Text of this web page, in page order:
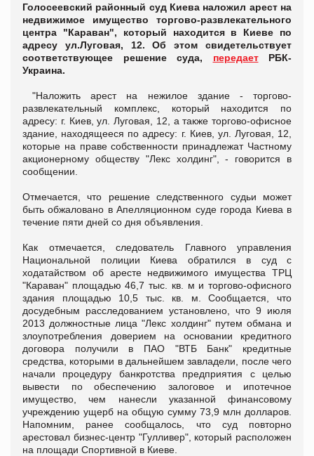
Голосеевский районный суд Киева наложил арест на
недвижимое имущество торгово-развлекательного
центра "Караван", который находится в Киеве по
адресу ул.Луговая, 12. Об этом свидетельствует
соответствующее решение суда, передаетРБК-
Украина.
"Наложить арест на нежилое здание - торгово-
развлекательный комплекс, который находится по
адресу: г. Киев, ул. Луговая, 12, а также торгово-офисное
здание, находящееся по адресу: г. Киев, ул. Луговая, 12,
которые на праве собственности принадлежат Частному
акционерному обществу "Лекс холдинг", - говорится в
сообщении.
Отмечается, что решение следственного судьи может
быть обжаловано в Апелляционном суде города Киева в
течение пяти дней со дня объявления.
Как отмечается, следователь Главного управления
Национальной полиции Киева обратился в суд с
ходатайством об аресте недвижимого имущества ТРЦ
"Караван" площадью 46,7 тыс. кв. м и торгово-офисного
здания площадью 10,5 тыс. кв. м. Сообщается, что
досудебным расследованием установлено, что 9 июля
2013 должностные лица "Лекс холдинг" путем обмана и
злоупотребления доверием на основании кредитного
договора получили в ПАО "ВТБ Банк" кредитные
средства, которыми в дальнейшем завладели, после чего
начали процедуру банкротства предприятия с целью
вывести по обеспечению залоговое и ипотечное
имущество, чем нанесли указанной финансовому
учреждению ущерб на общую сумму 73,9 млн долларов.
Напомним, ранее сообщалось, что суд повторно
арестовал бизнес-центр "Гулливер", который расположен
на площади Спортивной в Киеве.